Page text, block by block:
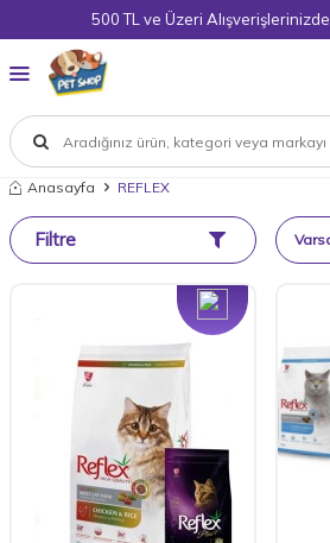
500 TL ve Üzeri Alışverişlerinizde
Anasayfa REFLEX
Filtre
Yeni